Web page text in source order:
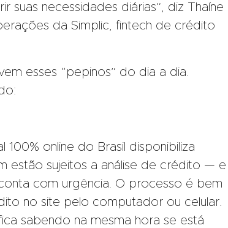
suas necessidades diárias”, diz Thaíne
da Simplic, fintech de crédito
esses “pepinos” do dia a dia.
online do Brasil disponibiliza
estão sujeitos a análise de crédito — e
com urgência. O processo é bem
no site pelo computador ou celular.
sabendo na mesma hora se está